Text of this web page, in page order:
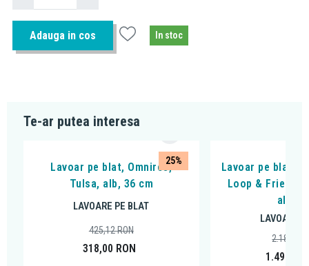
Adauga in cos In stoc
Te-ar putea interesa
25%
Lavoar pe blat, Omnires,
Tulsa, alb, 36 cm
LAVOARE PE BLAT
318,00 RON
425,12RON
Lavoar pe blat
Loop &
alb
LAVOARE
1.499,00
2.188,24